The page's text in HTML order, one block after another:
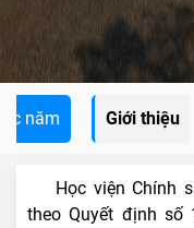
năm Giới thiệu
Học viện Chính
theo Quyết định số